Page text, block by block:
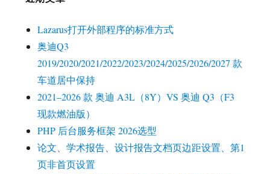
Lazarus打开外部程序的标准方式
奥迪Q3
2019/2020/2021/2022/2023/2024/2025/2026/2027 款
车道居中保持
2021–2026 款 奥迪 A3L（8Y）VS 奥迪 Q3（F3
现款燃油版）
PHP 后台服务框架 2026选型
论文、学术报告、设计报告文档页边距设置、第1
页非首页设置